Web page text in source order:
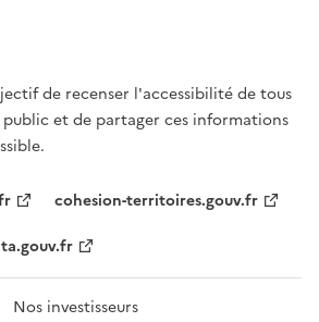
de recenser l'accessibilité de tous
public et de partager ces informations
cohesion-territoires.gouv.fr
Nos investisseurs